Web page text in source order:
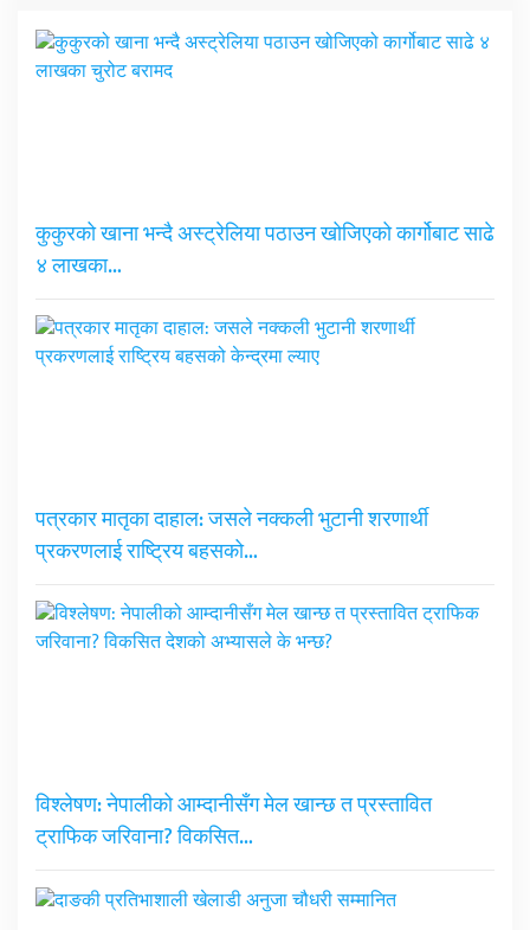
कुकुरको खाना भन्दै अस्ट्रेलिया पठाउन खोजिएको कार्गोबाट साढे
४ लाखका…
पत्रकार मातृका दाहाल: जसले नक्कली भुटानी शरणार्थी
प्रकरणलाई राष्ट्रिय बहसको…
विश्लेषण: नेपालीको आम्दानीसँग मेल खान्छ त प्रस्तावित
ट्राफिक जरिवाना? विकसित…